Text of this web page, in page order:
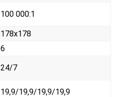
100 000:1
178x178
6
24/7
19,9/19,9/19,9/19,9